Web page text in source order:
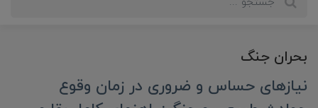
بحران جنگ
نیازهای حساس و ضروری در زمان وقوع